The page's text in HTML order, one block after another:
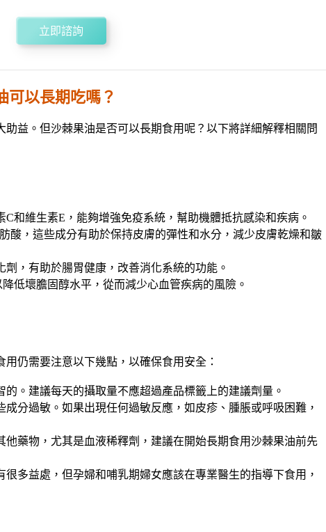
立即諮詢
可以長期吃嗎？
益。但沙棘果油是否可以長期食用呢？以下將詳細解釋相關問
和維生素E，能夠增強免疫系統，幫助機體抵抗感染和疾病。
酸，這些成分有助於保持皮膚的彈性和水分，減少皮膚乾燥和皺
，有助於腸胃健康，改善消化系統的功能。
低壞膽固醇水平，從而減少心血管疾病的風險。
仍需要注意以下幾點，以確保食用安全：
。建議每天的攝取量不應超過產品標籤上的建議劑量。
分過敏。如果出現任何過敏反應，如皮疹、腫脹或呼吸困難，
他藥物，尤其是血液稀釋劑，建議在開始長期食用沙棘果油前先
很多益處，但孕婦和哺乳期婦女應該在專業醫生的指導下食用，